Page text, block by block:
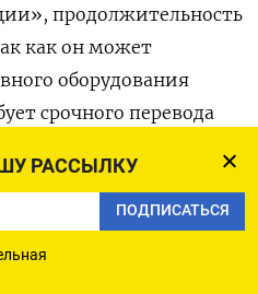
РАССЫЛКУ
ПОДПИСАТЬСЯ
продолжительность
как он может
оборудования
срочного перевода
украинских
работа линии